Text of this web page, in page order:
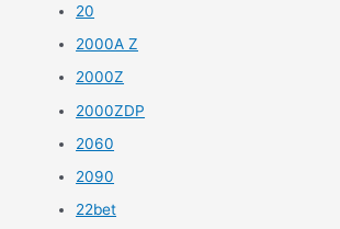
20
2000A Z
2000Z
2000ZDP
2060
2090
22bet